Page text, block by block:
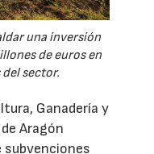
una inversión
de euros en
sector.
Ganadería y
Aragón